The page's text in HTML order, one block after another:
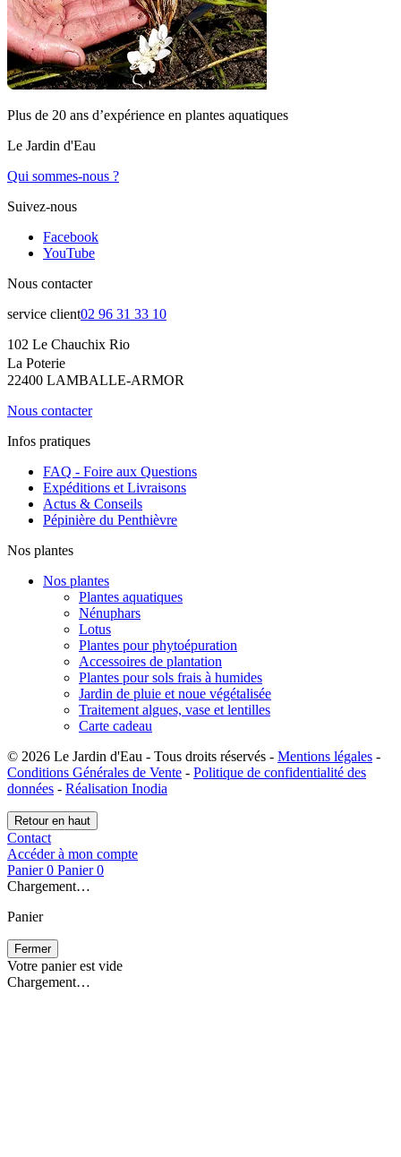
Plus de 20 ans d’expérience en plantes aquatiques
Le Jardin d'Eau
Qui sommes-nous ?
Suivez-nous
Facebook
YouTube
Nous contacter
service client02 96 31 33 10
102 Le Chauchix Rio
La Poterie
22400 LAMBALLE-ARMOR
Nous contacter
Infos pratiques
FAQ - Foire aux Questions
Expéditions et Livraisons
Actus & Conseils
Pépinière du Penthièvre
Nos plantes
Nos plantes
Plantes aquatiques
Nénuphars
Lotus
Plantes pour phytoépuration
Accessoires de plantation
Plantes pour sols frais à humides
Jardin de pluie et noue végétalisée
Traitement algues, vase et lentilles
Carte cadeau
© 2026 Le Jardin d'Eau - Tous droits réservés - Mentions légales -
Conditions Générales de Vente - Politique de confidentialité des
données - Réalisation Inodia
Retour en haut
Contact
Accéder à mon compte
Panier 0 Panier 0
Chargement…
Panier
Fermer
Votre panier est vide
Chargement…